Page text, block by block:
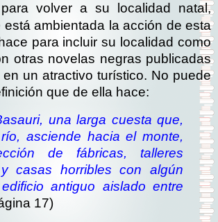
volver a su localidad natal,
está ambientada la acción de esta
para incluir su localidad como
otras novelas negras publicadas
un atractivo turístico. No puede
que de ella hace:
una larga cuesta que,
asciende hacia el monte,
de fábricas, talleres
casas horribles con algún
antiguo aislado entre
17)